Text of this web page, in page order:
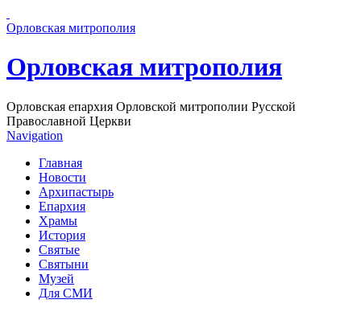
Орловская митрополия
Орловская митрополия
Орловская епархия Орловской митрополии Русской
Православной Церкви
Navigation
Главная
Новости
Архипастырь
Епархия
Храмы
История
Святые
Святыни
Музей
Для СМИ